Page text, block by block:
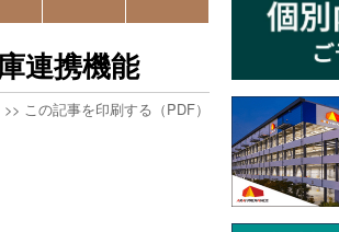
連携機能
>> この記事を印刷する（PDF）